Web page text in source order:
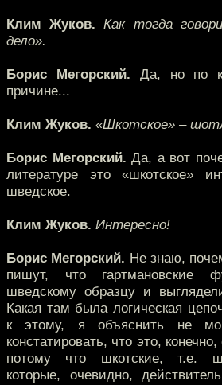
Клим Жуков. Как тогда
дело».
Борис Мегорский. Да, но по
причине...
Клим Жуков. «Шкотское» –
Борис Мегорский. Да, а вот
литературе это «шкотское»
шведское.
Клим Жуков. Интересно!
Борис Мегорский. Не знаю,
пишут, что гартмановские
шведскому образцу и
Какая там была логическая
к этому, я объяснить не
констатировать, что это,
потому что шкотские, т.е.
которые, очевидно,